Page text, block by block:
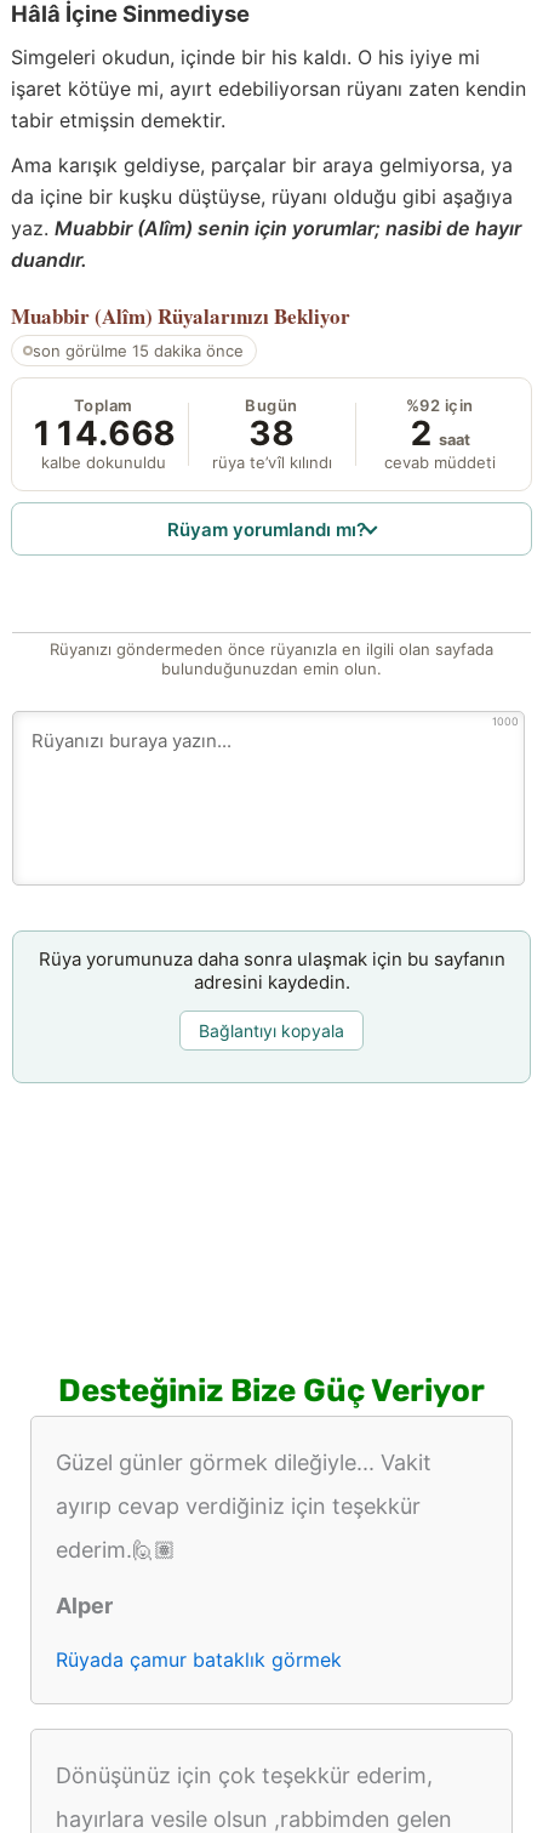
Hâlâ İçine Sinmediyse
Simgeleri okudun, içinde bir his kaldı. O his iyiye mi
işaret kötüye mi, ayırt edebiliyorsan rüyanı zaten kendin
tabir etmişsin demektir.
Ama karışık geldiyse, parçalar bir araya gelmiyorsa, ya
da içine bir kuşku düştüyse, rüyanı olduğu gibi aşağıya
yaz. Muabbir (Alîm) senin için yorumlar; nasibi de hayır
duandır.
Muabbir (Alîm) Rüyalarınızı Bekliyor
son görülme 15 dakika önce
Toplam
114.668
kalbe dokunuldu
Bugün
38
rüya te’vîl kılındı
%92 için
2 saat
cevab müddeti
Rüyam yorumlandı mı?
Rüyanızı göndermeden önce rüyanızla en ilgili olan sayfada
bulunduğunuzdan emin olun.
1000
Rüya yorumunuza daha sonra ulaşmak için bu sayfanın
adresini kaydedin.
Bağlantıyı kopyala
Desteğiniz Bize Güç Veriyor
Güzel günler görmek dileğiyle... Vakit
ayırıp cevap verdiğiniz için teşekkür
ederim.🙋🏽
Alper
Rüyada çamur bataklık görmek
Dönüşünüz için çok teşekkür ederim,
hayırlara vesile olsun ,rabbimden gelen